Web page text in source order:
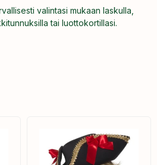
valintasi mukaan laskulla,
tai luottokortillasi.